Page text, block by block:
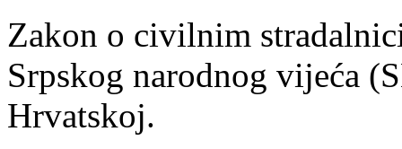
Zakon o civilnim
Srpskog narodnog vijeća
Hrvatskoj.